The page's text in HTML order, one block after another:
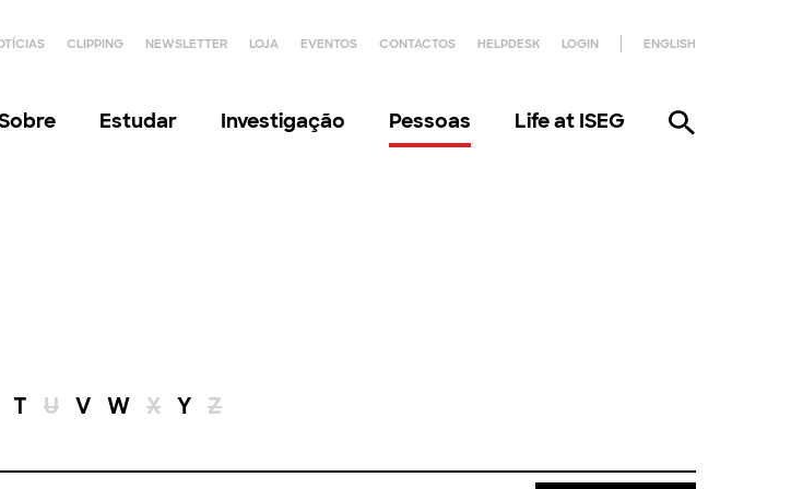
CLIPPING NEWSLETTER LOJA EVENTOS CONTACTOS HELPDESK LOGIN ENGLISH
Estudar Investigação Pessoas Life at ISEG
T U V W X Y Z